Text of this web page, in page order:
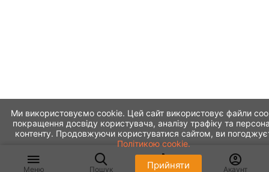
Меню Пошук Кошик Акаунт
Ми використовуємо cookie. Цей сайт використовує файли
покращення досвіду користувача, аналізу трафіку та
контенту. Продовжуючи користуватися сайтом, ви
Політикою cookie.
Прийняти